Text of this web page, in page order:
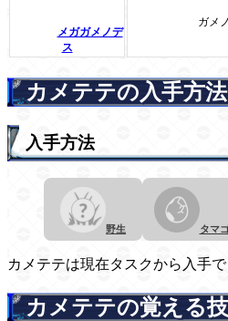
メガガメノデ
ス
ガメ
カメテテの入手方法
入手方法
野生 タマ
カメテテは現在タスクから入手で
カメテテの覚える技